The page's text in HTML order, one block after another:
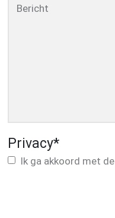
Bericht
Privacy*
Ik ga akkoord met de